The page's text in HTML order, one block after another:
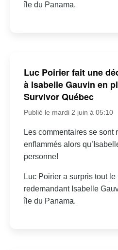
île du Panama.
Luc Poirier fait une
à Isabelle Gauvin en
Survivor Québec
Publié le mardi 2 juin à 05:10
Les commentaires se sont
enflammés alors
personne!
Luc Poirier a surpris tout le
redemandant Isabelle
île du Panama.